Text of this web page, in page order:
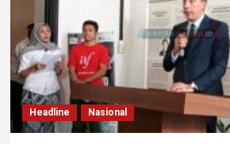
Headline Nasional